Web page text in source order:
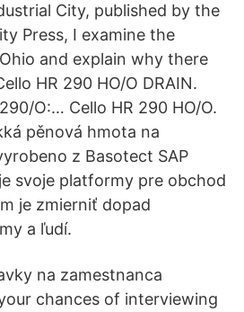
City, published by the
Press, I examine the
and explain why there
HR 290 HO/O DRAIN.
O:… Cello HR 290 HO/O.
pěnová hmota na
z Basotect SAP
svoje platformy pre obchod
je zmierniť dopad
a ľudí.
na zamestnanca
chances of interviewing